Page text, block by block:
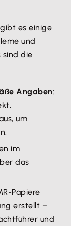
es einige
und
sind die
Angaben:
um
im
das
Papiere
erstellt –
und